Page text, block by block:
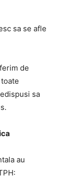
sa se afle
de
sa
au